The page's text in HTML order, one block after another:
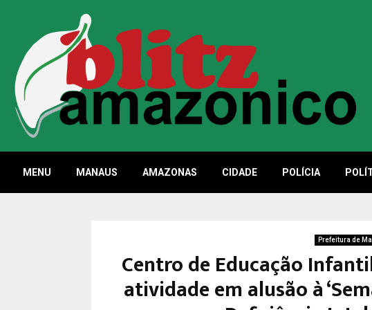
MENU MANAUS AMAZONAS CIDADE POLÍCIA
Prefeitura de
Centro de Educação
atividade em alusão à